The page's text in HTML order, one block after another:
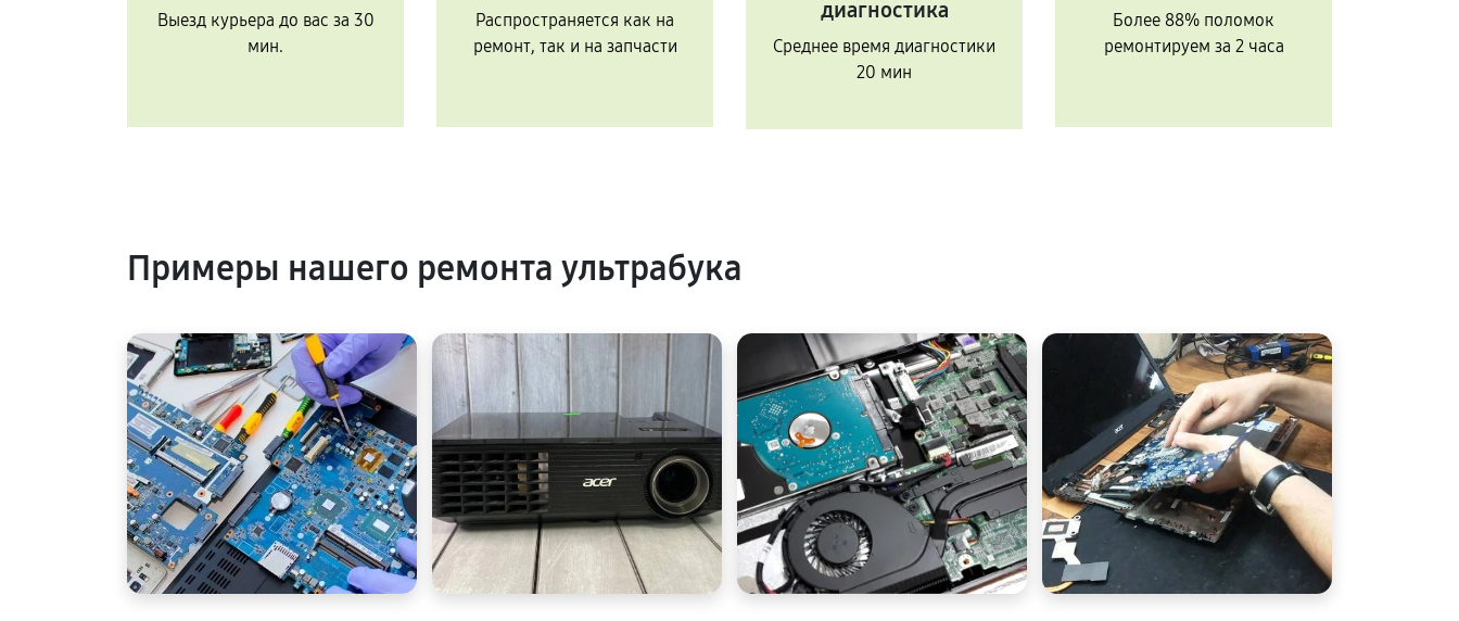
Выезд курьера до вас за 30
мин.
Распространяется как на
ремонт, так и на запчасти
диагностика
Среднее время диагностики
20 мин
Более 88% поломок
ремонтируем за 2 часа
Примеры нашего ремонта ультрабука